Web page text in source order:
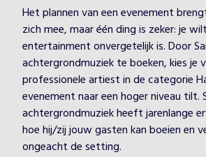
Het plannen van een evenement
zich mee, maar één ding is zeker: je
entertainment onvergetelijk is. Door
achtergrondmuziek te boeken, kies je
professionele artiest in de categorie
evenement naar een hoger niveau tilt.
achtergrondmuziek heeft jarenlange
hoe hij/zij jouw gasten kan boeien en
ongeacht de setting.